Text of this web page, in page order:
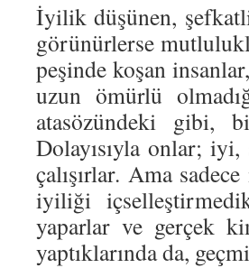
İyilik düşünen,
görünürlerse
peşinde koşan
uzun ömürlü
atasözündeki gibi,
Dolayısıyla onlar;
çalışırlar. Ama
iyiliği
yaparlar ve gerçek
yaptıklarında da,